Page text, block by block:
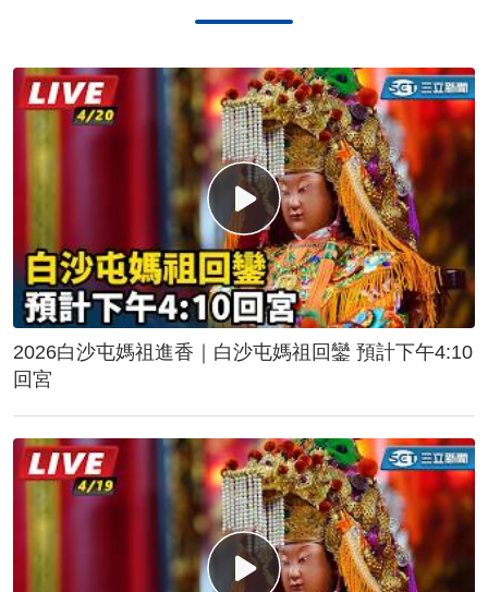
2026白沙屯媽祖進香｜白沙屯媽祖回鑾 預計下午4:10
回宮